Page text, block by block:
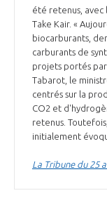
été retenus, avec
Take Kair. «
biocarburants,
carburants de
projets portés
Tabarot, le
centrés sur la
CO2 et
retenus.
initialement
La Tribune du 25